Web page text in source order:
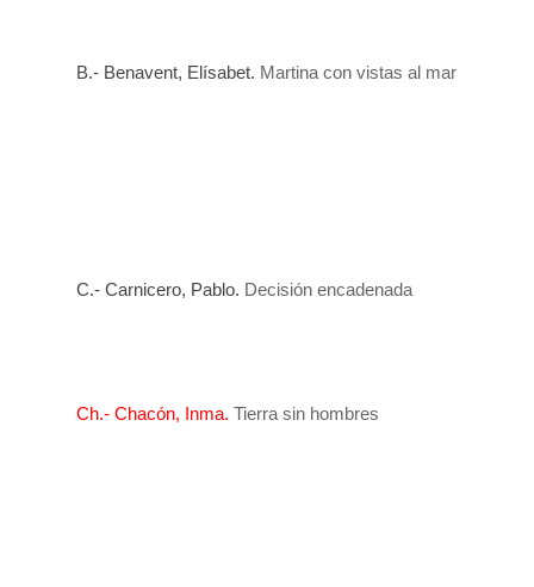
B.- Benavent, Elísabet. Martina con vistas al mar
C.- Carnicero, Pablo. Decisión encadenada
Ch.- Chacón, Inma. Tierra sin hombres